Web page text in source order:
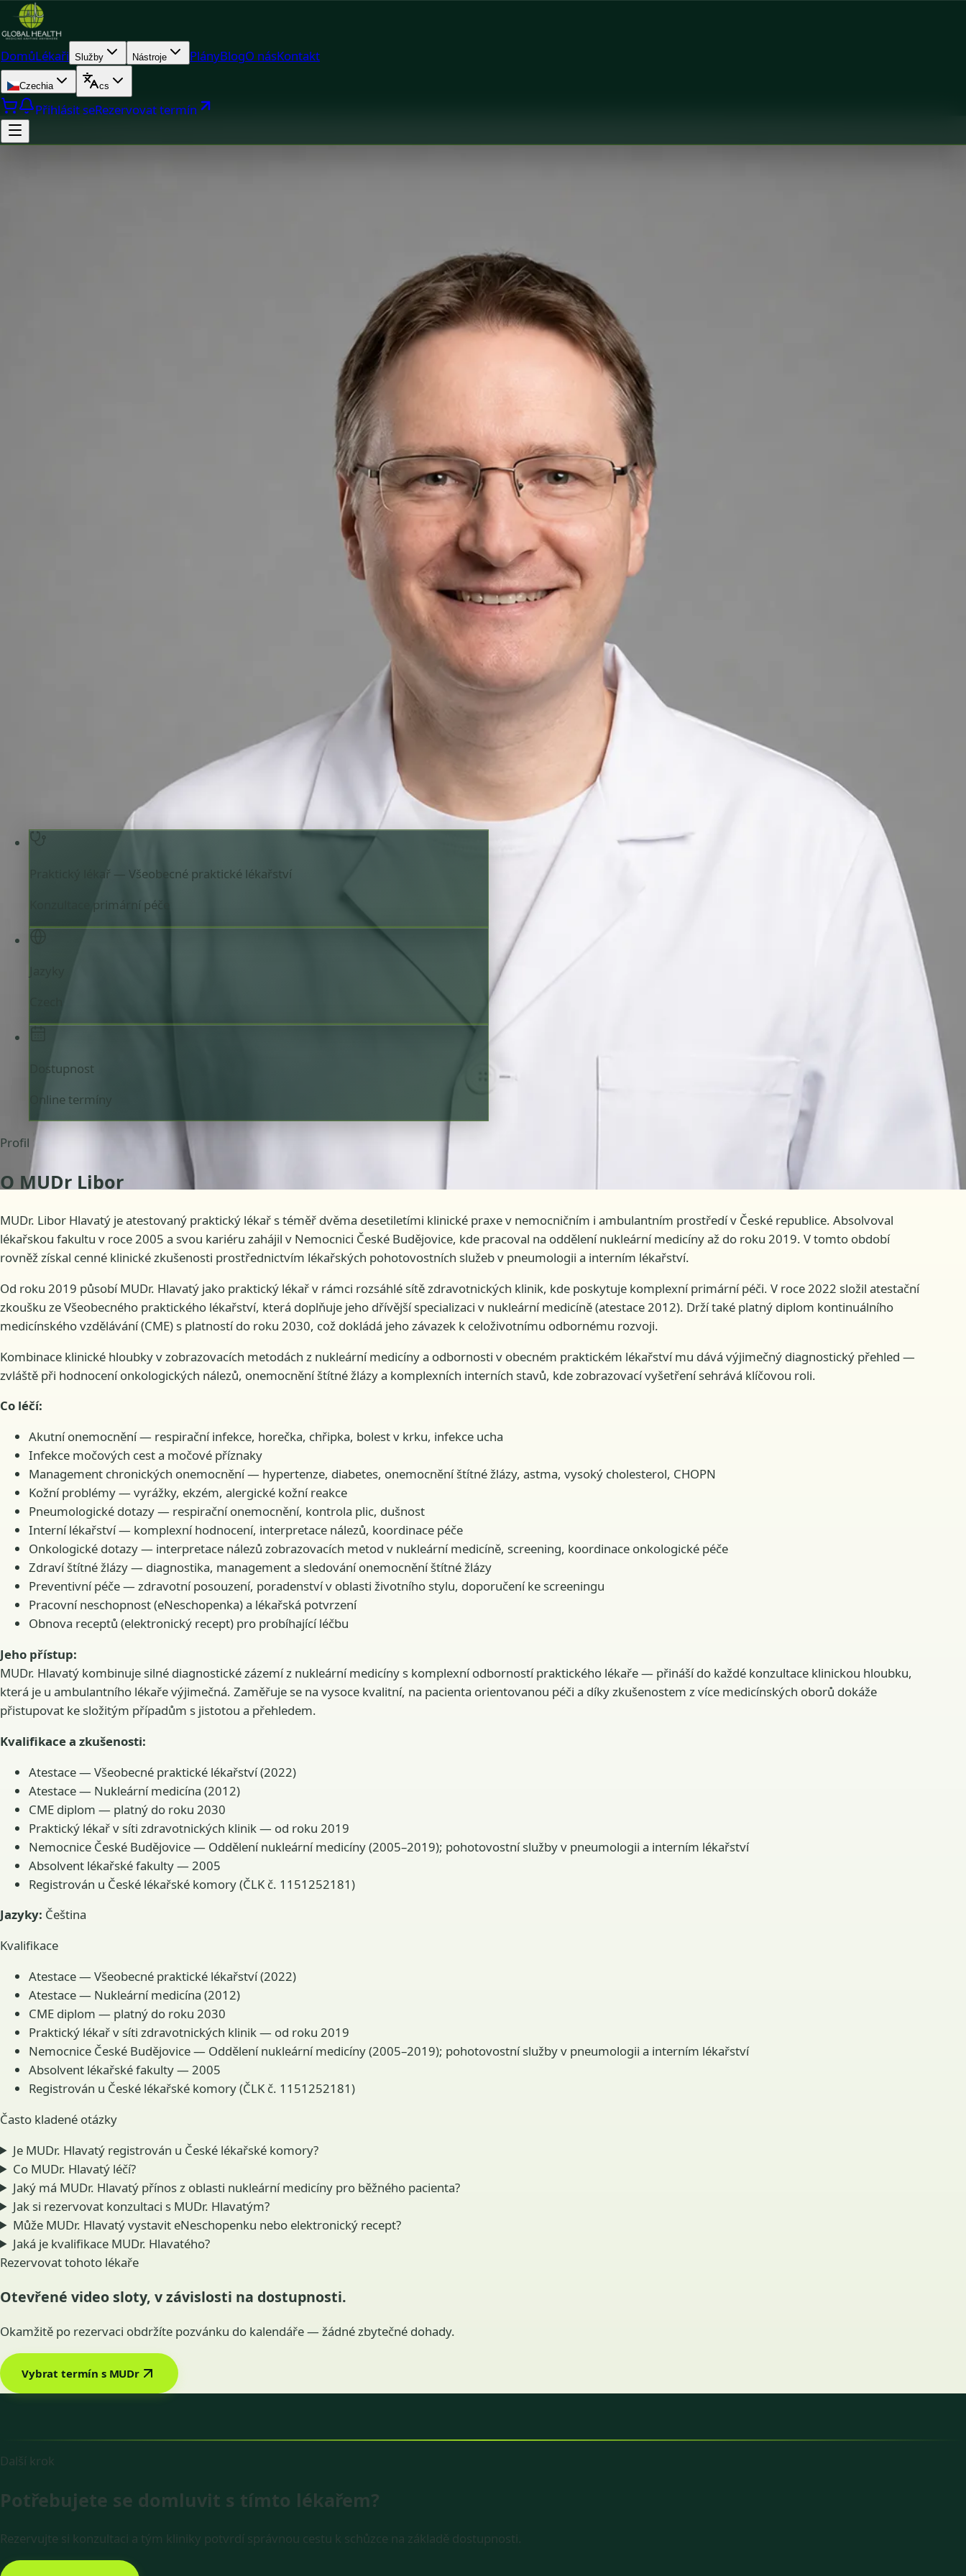
DomůLékaři Služby Nástroje PlányBlogO násKontakt
Czechia cs
Přihlásit seRezervovat termín
Doctor
MUDr Libor Hlavaty — General practice medicine, Global Health Czechia MUDr Libor Hlavaty — General practice medicine at Global Health Czechia. Book an online video
Zkontrolujte podrobnosti profilu lékaře, oblasti konzultací a možnosti rezervace před
Praktický lékař — Všeobecné praktické lékařství
Online konzultace k dispozici Ověřený profil
Vybrat termín s MUDr
Praktický lékař — Všeobecné praktické lékařství
Konzultace primární péče
Dostupnost
Online termíny
Profil
O MUDr Libor
MUDr. Libor Hlavatý je atestovaný praktický lékař s téměř dvěma desetiletími klinické praxe v nemocničním i ambulantním prostředí v České republice. Absolvoval
lékařskou fakultu v roce 2005 a svou kariéru zahájil v Nemocnici České Budějovice, kde pracoval na oddělení nukleární medicíny až do roku 2019. V tomto období
rovněž získal cenné klinické zkušenosti prostřednictvím lékařských pohotovostních služeb v pneumologii a interním lékařství.
Od roku 2019 působí MUDr. Hlavatý jako praktický lékař v rámci rozsáhlé sítě zdravotnických klinik, kde poskytuje komplexní primární péči. V roce 2022 složil atestační
zkoušku ze Všeobecného praktického lékařství, která doplňuje jeho dřívější specializaci v nukleární medicíně (atestace 2012). Drží také platný diplom kontinuálního
medicínského vzdělávání (CME) s platností do roku 2030, což dokládá jeho závazek k celoživotnímu odbornému rozvoji.
Kombinace klinické hloubky v zobrazovacích metodách z nukleární medicíny a odbornosti v obecném praktickém lékařství mu dává výjimečný diagnostický přehled —
zvláště při hodnocení onkologických nálezů, onemocnění štítné žlázy a komplexních interních stavů, kde zobrazovací vyšetření sehrává klíčovou roli.
Co léčí:
Akutní onemocnění — respirační infekce, horečka, chřipka, bolest v krku, infekce ucha
Infekce močových cest a močové příznaky
Management chronických onemocnění — hypertenze, diabetes, onemocnění štítné žlázy, astma, vysoký cholesterol, CHOPN
Kožní problémy — vyrážky, ekzém, alergické kožní reakce
Pneumologické dotazy — respirační onemocnění, kontrola plic, dušnost
Interní lékařství — komplexní hodnocení, interpretace nálezů, koordinace péče
Onkologické dotazy — interpretace nálezů zobrazovacích metod v nukleární medicíně, screening, koordinace onkologické péče
Zdraví štítné žlázy — diagnostika, management a sledování onemocnění štítné žlázy
Preventivní péče — zdravotní posouzení, poradenství v oblasti životního stylu, doporučení ke screeningu
Pracovní neschopnost (eNeschopenka) a lékařská potvrzení
Obnova receptů (elektronický recept) pro probíhající léčbu
Jeho přístup:
MUDr. Hlavatý kombinuje silné diagnostické zázemí z nukleární medicíny s komplexní odborností praktického lékaře — přináší do každé konzultace klinickou hloubku,
která je u ambulantního lékaře výjimečná. Zaměřuje se na vysoce kvalitní, na pacienta orientovanou péči a díky zkušenostem z více medicínských oborů dokáže
přistupovat ke složitým případům s jistotou a přehledem.
Kvalifikace a zkušenosti:
Atestace — Všeobecné praktické lékařství (2022)
Atestace — Nukleární medicína (2012)
CME diplom — platný do roku 2030
Praktický lékař v síti zdravotnických klinik — od roku 2019
Nemocnice České Budějovice — Oddělení nukleární medicíny (2005–2019); pohotovostní služby v pneumologii a interním lékařství
Absolvent lékařské fakulty — 2005
Registrován u České lékařské komory (ČLK č. 1151252181)
Jazyky: Čeština
Kvalifikace
Atestace — Všeobecné praktické lékařství (2022)
Atestace — Nukleární medicína (2012)
CME diplom — platný do roku 2030
Praktický lékař v síti zdravotnických klinik — od roku 2019
Nemocnice České Budějovice — Oddělení nukleární medicíny (2005–2019); pohotovostní služby v pneumologii a interním lékařství
Absolvent lékařské fakulty — 2005
Registrován u České lékařské komory (ČLK č. 1151252181)
Často kladené otázky
Je MUDr. Hlavatý registrován u České lékařské komory?
Co MUDr. Hlavatý léčí?
Jaký má MUDr. Hlavatý přínos z oblasti nukleární medicíny pro běžného pacienta?
Jak si rezervovat konzultaci s MUDr. Hlavatým?
Může MUDr. Hlavatý vystavit eNeschopenku nebo elektronický recept?
Jaká je kvalifikace MUDr. Hlavatého?
Rezervovat tohoto lékaře
Otevřené video sloty, v závislosti na dostupnosti.
Okamžitě po rezervaci obdržíte pozvánku do kalendáře — žádné zbytečné dohady.
Vybrat termín s MUDr
Další krok
Potřebujete se domluvit s tímto lékařem?
Rezervujte si konzultaci a tým kliniky potvrdí správnou cestu k schůzce na základě dostupnosti.